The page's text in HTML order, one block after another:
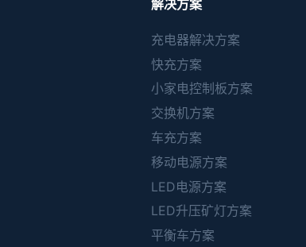
解决方案
充电器解决方案
快充方案
小家电控制板方案
交换机方案
车充方案
移动电源方案
LED电源方案
LED升压矿灯方案
平衡车方案